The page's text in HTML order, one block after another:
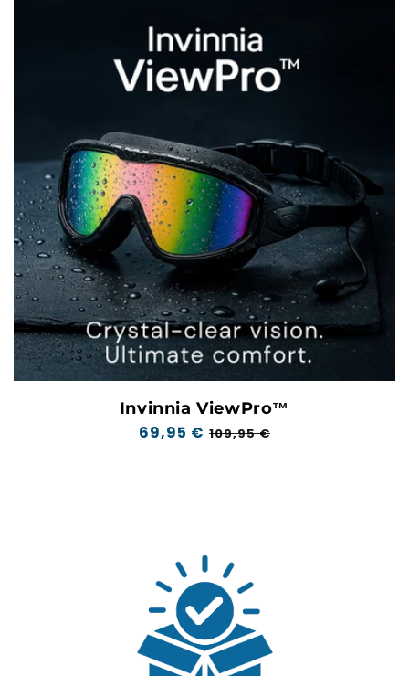
Invinnia ViewPro™
Normale
69,95 € Verkoopprijs
109,95 €